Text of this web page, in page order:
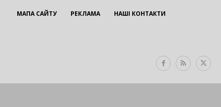
МАПА САЙТУ РЕКЛАМА НАШІ КОНТАКТИ